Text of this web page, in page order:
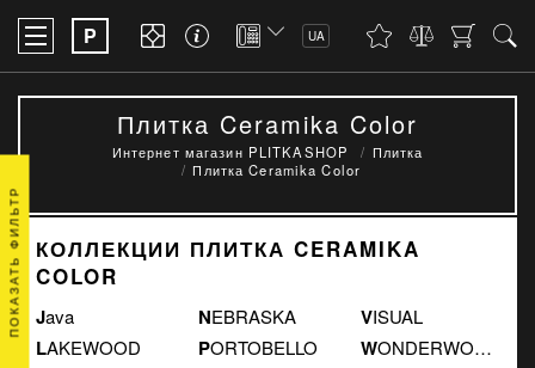
P UA
Плитка Ceramika Color
Интернет магазин PLITKASHOP
Плитка
Плитка Ceramika Color
КОЛЛЕКЦИИ ПЛИТКА CERAMIKA
COLOR
Java
LAKEWOOD
NEBRASKA
PORTOBELLO
VISUAL
WONDERWOOD
ПОКАЗАТЬ ФИЛЬТР